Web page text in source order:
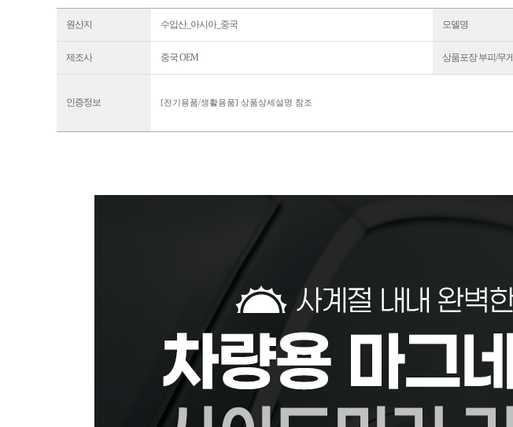
원산지 수입산_아시아_중국 모델명
제조사 중국 OEM 상품포장 부피/무게
인증정보 [전기용품/생활용품] 상품상세설명 참조